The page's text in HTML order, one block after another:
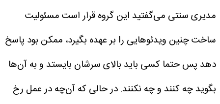
مدیری سنتی می‌گفتید این گروه قرار است مسئولیت
ساخت چنین ویدئوهایی را بر عهده بگیرد، ممکن بود پاسخ
دهد پس حتما کسی باید بالای سرشان بایستد و به آن‌ها
بگوید چه کنند و چه نکنند. در حالی که آن‌چه در عمل رخ